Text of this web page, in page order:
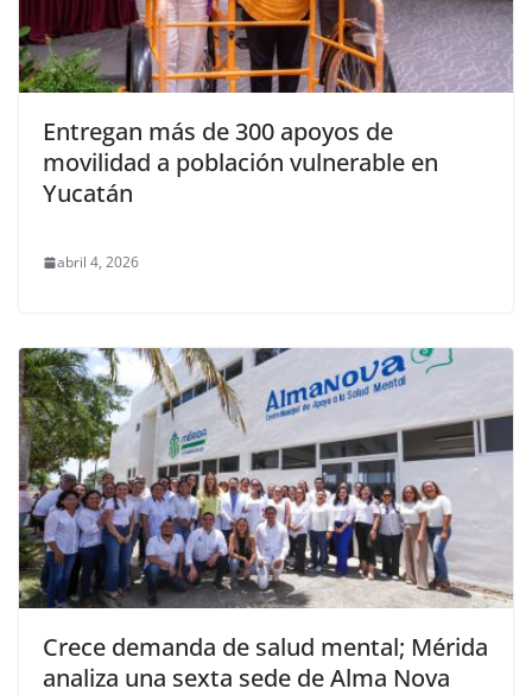
Entregan más de 300 apoyos de
movilidad a población vulnerable en
Yucatán
abril 4, 2026
Crece demanda de salud mental; Mérida
analiza una sexta sede de Alma Nova